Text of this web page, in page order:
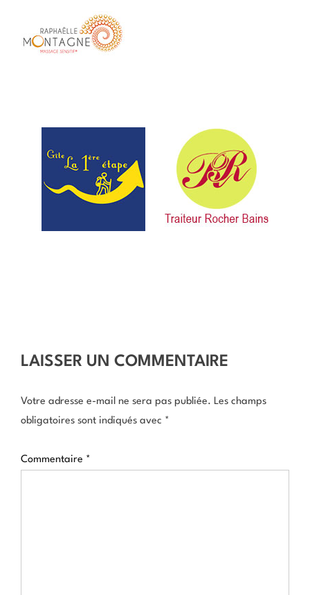
LAISSER UN COMMENTAIRE
Votre adresse e-mail ne sera pas publiée. Les champs
obligatoires sont indiqués avec *
Commentaire *